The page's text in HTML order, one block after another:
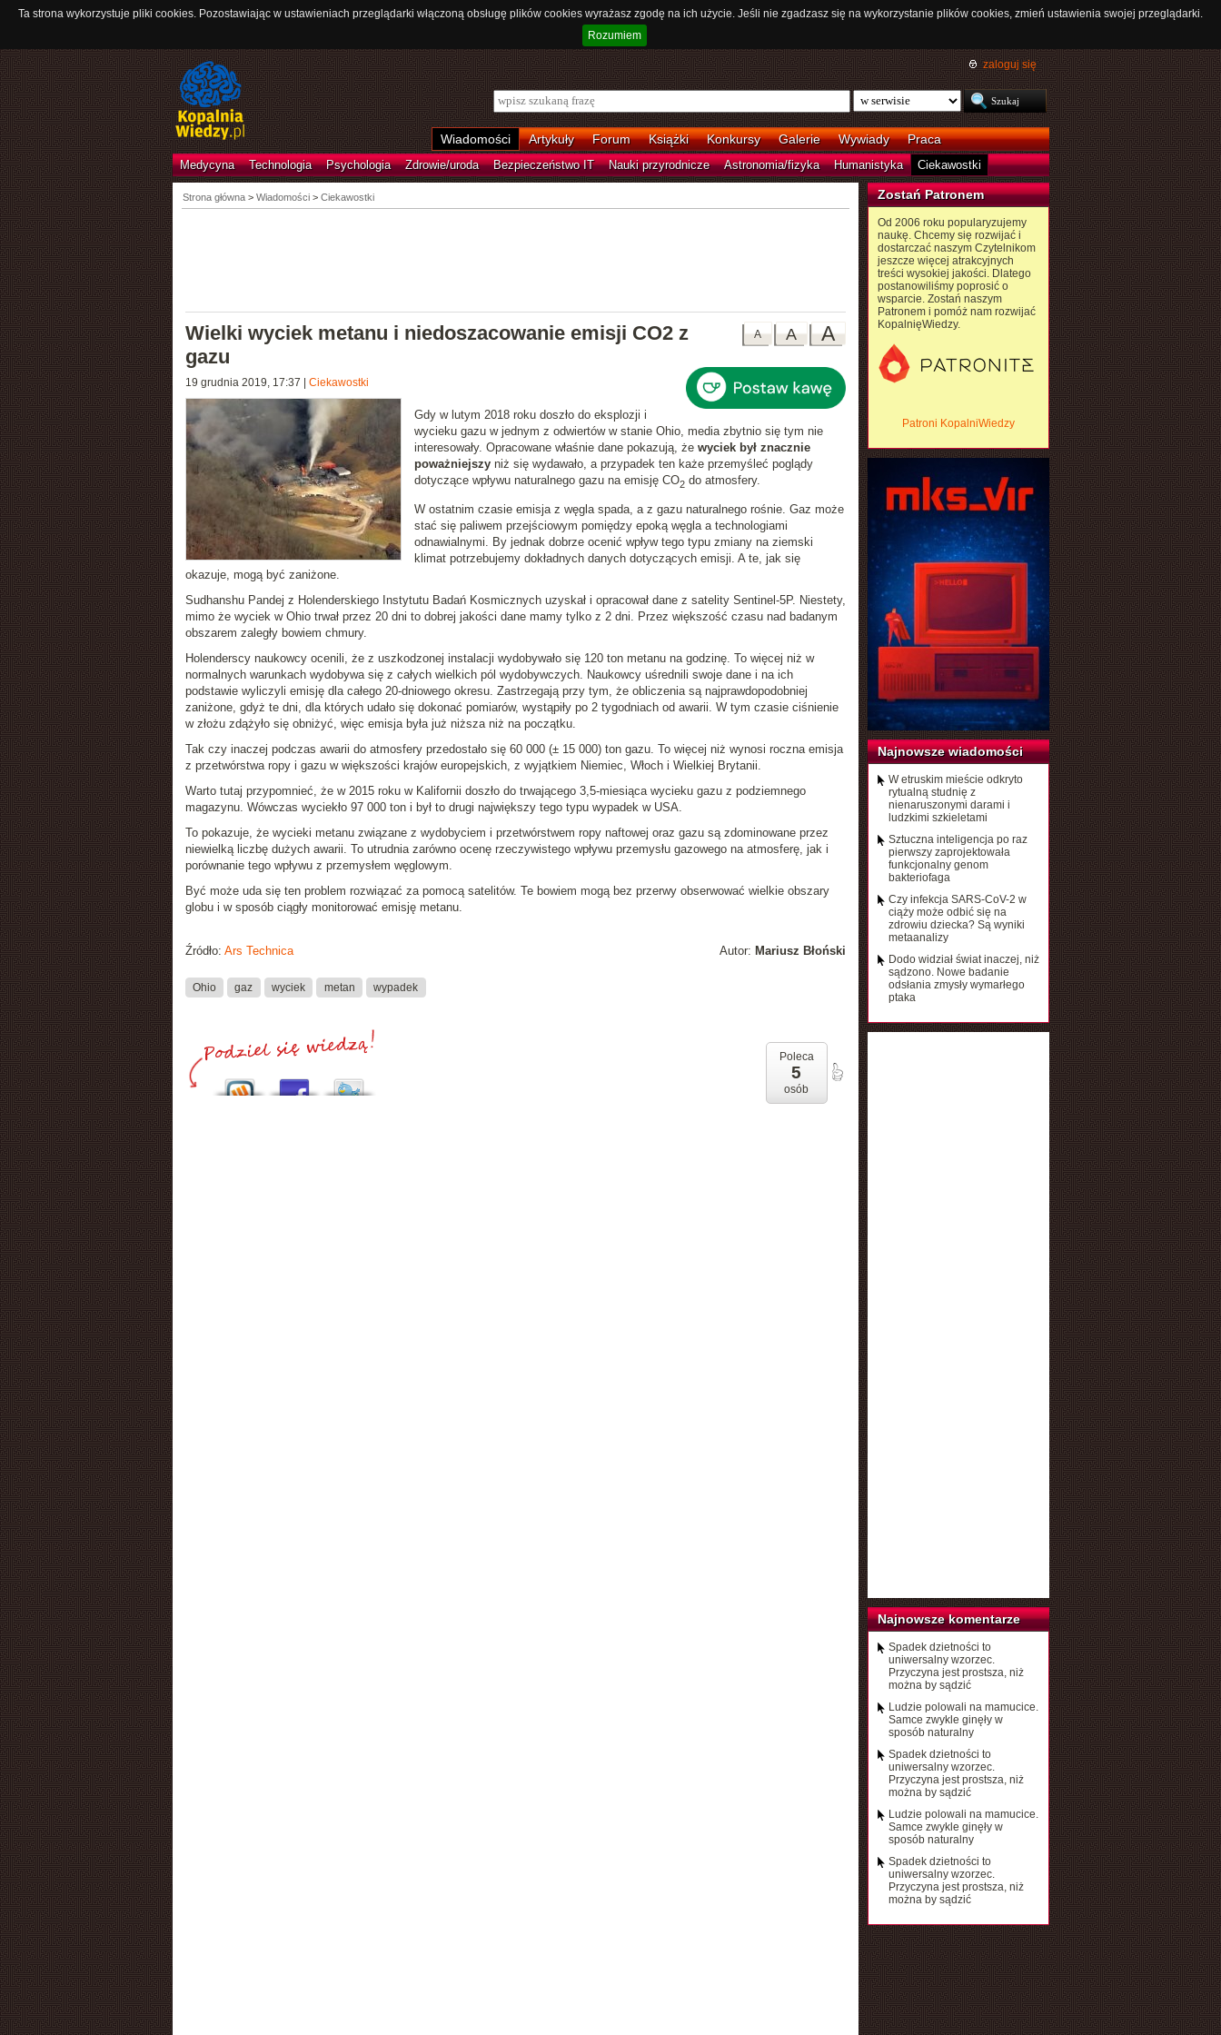
Ta strona wykorzystuje pliki cookies. Pozostawiając w ustawieniach przeglądarki włączoną obsługę plików cookies wyrażasz zgodę na ich użycie. Jeśli nie zgadzasz się na wykorzystanie plików cookies, zmień ustawienia swojej przeglądarki.
Rozumiem
zaloguj się
Wiadomości Artykuły Forum Książki Konkursy Galerie Wywiady Praca
Medycyna Technologia Psychologia Zdrowie/uroda Bezpieczeństwo IT Nauki przyrodnicze Astronomia/fizyka Humanistyka Ciekawostki
Strona główna> Wiadomości > Ciekawostki
A
A
A
Wielki wyciek metanu i niedoszacowanie emisji CO2 z
gazu
19 grudnia 2019, 17:37 Ciekawostki
Gdy w lutym 2018 roku doszło do eksplozji i
wycieku gazu w jednym z odwiertów w stanie Ohio, media zbytnio się tym nie
interesowały. Opracowane właśnie dane pokazują, że wyciek był znacznie
poważniejszyniż się wydawało, a przypadek ten każe przemyśleć poglądy
dotyczące wpływu naturalnego gazu na emisję CO2do atmosfery.
W ostatnim czasie emisja z węgla spada, a z gazu naturalnego rośnie. Gaz może
stać się paliwem przejściowym pomiędzy epoką węgla a technologiami
odnawialnymi. By jednak dobrze ocenić wpływ tego typu zmiany na ziemski
klimat potrzebujemy dokładnych danych dotyczących emisji. A te, jak się
okazuje, mogą być zaniżone.
Sudhanshu Pandej z Holenderskiego Instytutu Badań Kosmicznych uzyskał i opracował dane z satelity Sentinel-5P. Niestety,
mimo że wyciek w Ohio trwał przez 20 dni to dobrej jakości dane mamy tylko z 2 dni. Przez większość czasu nad badanym
obszarem zaległy bowiem chmury.
Holenderscy naukowcy ocenili, że z uszkodzonej instalacji wydobywało się 120 ton metanu na godzinę. To więcej niż w
normalnych warunkach wydobywa się z całych wielkich pól wydobywczych. Naukowcy uśrednili swoje dane i na ich
podstawie wyliczyli emisję dla całego 20-dniowego okresu. Zastrzegają przy tym, że obliczenia są najprawdopodobniej
zaniżone, gdyż te dni, dla których udało się dokonać pomiarów, wystąpiły po 2 tygodniach od awarii. W tym czasie ciśnienie
w złożu zdążyło się obniżyć, więc emisja była już niższa niż na początku.
Tak czy inaczej podczas awarii do atmosfery przedostało się 60 000 (± 15 000) ton gazu. To więcej niż wynosi roczna emisja
z przetwórstwa ropy i gazu w większości krajów europejskich, z wyjątkiem Niemiec, Włoch i Wielkiej Brytanii.
Warto tutaj przypomnieć, że w 2015 roku w Kalifornii doszło do trwającego 3,5-miesiąca wycieku gazu z podziemnego
magazynu. Wówczas wyciekło 97 000 ton i był to drugi największy tego typu wypadek w USA.
To pokazuje, że wycieki metanu związane z wydobyciem i przetwórstwem ropy naftowej oraz gazu są zdominowane przez
niewielką liczbę dużych awarii. To utrudnia zarówno ocenę rzeczywistego wpływu przemysłu gazowego na atmosferę, jak i
porównanie tego wpływu z przemysłem węglowym.
Być może uda się ten problem rozwiązać za pomocą satelitów. Te bowiem mogą bez przerwy obserwować wielkie obszary
globu i w sposób ciągły monitorować emisję metanu.
Autor: Mariusz Błoński
Źródło: Ars Technica
Ohio gaz wyciek metan wypadek
Poleca
5
osób
Zostań Patronem
Od 2006 roku popularyzujemy
naukę. Chcemy się rozwijać i
dostarczać naszym Czytelnikom
jeszcze więcej atrakcyjnych
treści wysokiej jakości. Dlatego
postanowiliśmy poprosić o
wsparcie. Zostań naszym
Patronem i pomóż nam rozwijać
KopalnięWiedzy.
Patroni KopalniWiedzy
Najnowsze wiadomości
W etruskim mieście odkryto
rytualną studnię z
nienaruszonymi darami i
ludzkimi szkieletami
Sztuczna inteligencja po raz
pierwszy zaprojektowała
funkcjonalny genom
bakteriofaga
Czy infekcja SARS-CoV-2 w
ciąży może odbić się na
zdrowiu dziecka? Są wyniki
metaanalizy
Dodo widział świat inaczej, niż
sądzono. Nowe badanie
odsłania zmysły wymarłego
ptaka
Najnowsze komentarze
Spadek dzietności to
uniwersalny wzorzec.
Przyczyna jest prostsza, niż
można by sądzić
Ludzie polowali na mamucice.
Samce zwykle ginęły w
sposób naturalny
Spadek dzietności to
uniwersalny wzorzec.
Przyczyna jest prostsza, niż
można by sądzić
Ludzie polowali na mamucice.
Samce zwykle ginęły w
sposób naturalny
Spadek dzietności to
uniwersalny wzorzec.
Przyczyna jest prostsza, niż
można by sądzić